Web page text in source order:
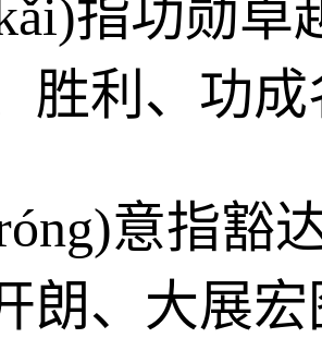
指功勋卓
胜利、功成
意指豁
朗、大展宏